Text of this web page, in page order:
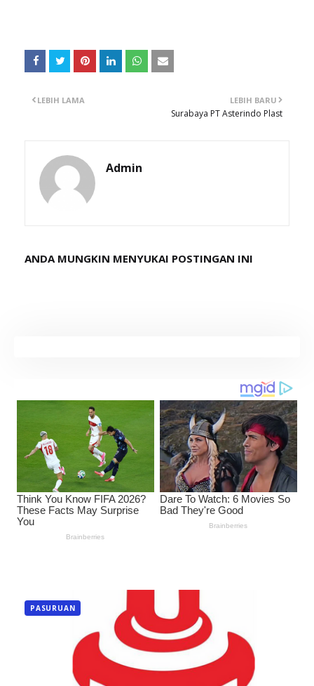
LEBIH BARU
Surabaya PT Asterindo Plast
LEBIH LAMA
Admin
ANDA MUNGKIN MENYUKAI POSTINGAN INI
PASURUAN